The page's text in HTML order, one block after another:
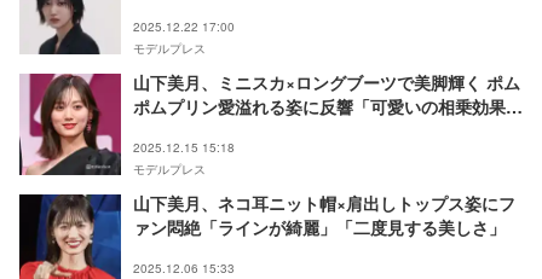
2025.12.22 17:00
モデルプレス
山下美月、ミニスカ×ロングブーツで美脚輝く ポム
ポムプリン愛溢れる姿に反響「可愛いの相乗効果」
2025.12.15 15:18
モデルプレス
山下美月、ネコ耳ニット帽×肩出しトップス姿にフ
ァン悶絶「ラインが綺麗」「二度見する美しさ」
2025.12.06 15:33